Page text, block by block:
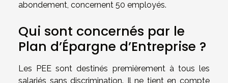
abondement, concernent 50 employés.
Qui sont concernés par le
Plan d’Épargne d’Entreprise ?
Les PEE sont destinés premièrement à tous les
salariés sans discrimination. Il ne tient en compte